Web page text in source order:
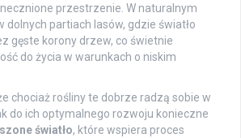
przestrzenie. W naturalnym
dolnych partiach lasów, gdzie światło
gęste korony drzew, co świetnie
do życia w warunkach o niskim
chociaż rośliny te dobrze radzą sobie w
do ich optymalnego rozwoju konieczne
światło, które wspiera proces